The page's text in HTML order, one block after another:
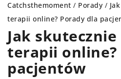
Catchsthemoment / Porady /
terapii online? Porady dla
Jak
terapii online?
pacjentów